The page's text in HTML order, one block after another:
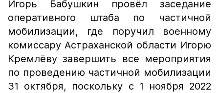
Игорь Бабушкин провёл заседание
оперативного штаба по частичной
мобилизации, где поручил военному
комиссару Астраханской области Игорю
Кремлёву завершить все мероприятия
по проведению частичной мобилизации
31 октября, поскольку с 1 ноября 2022